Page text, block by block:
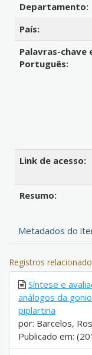
Departamento:
País:
Palavras-chave
Português:
Link de acesso:
Resumo:
Metadados do
Registros
Síntese e
análogos da
piplartina
por: Barcelos,
Publicado em: